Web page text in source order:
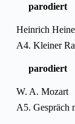
parodiert
Heinrich Heine
A4. Kleiner
parodiert
W. A. Mozart
A5. Gespräch